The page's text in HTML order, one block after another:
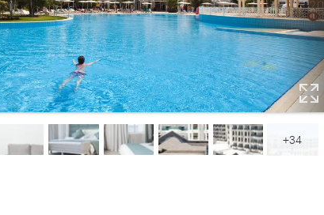
+34